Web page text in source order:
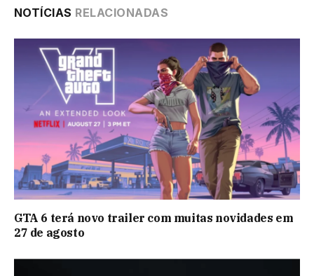
NOTÍCIAS RELACIONADAS
GTA 6 terá novo trailer com muitas novidades em
27 de agosto